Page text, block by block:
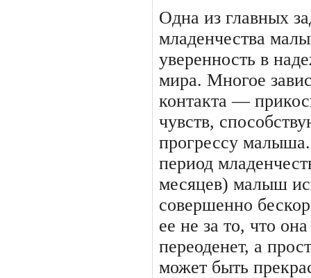
Одна из главных
младен­чества
уверенность в
мира. Многое
контакта —
чувств,
прогрессу
период
месяцев) малыш
совершенно
ее не за то, что
переоденет, а
может быть